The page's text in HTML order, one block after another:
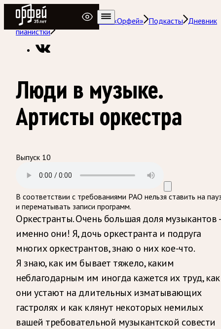
Радио Орфей
Радио классической музыки «Орфей» Подкасты Дневник
пианистки
Люди в музыке.
Артисты оркестра
Выпуск 10
В соответствии с требованиями РАО нельзя ставить на
и перематывать записи программ.
Оркестранты. Очень большая доля музыкантов
именно они! Я, дочь оркестранта и подруга
многих оркестрантов, знаю о них кое-что.
Я знаю, как им бывает тяжело, каким
неблагодарным им иногда кажется их труд, как
они устают на длительных изматывающих
гастролях и как клянут некоторых немилых
вашей требовательной музыкантской совести